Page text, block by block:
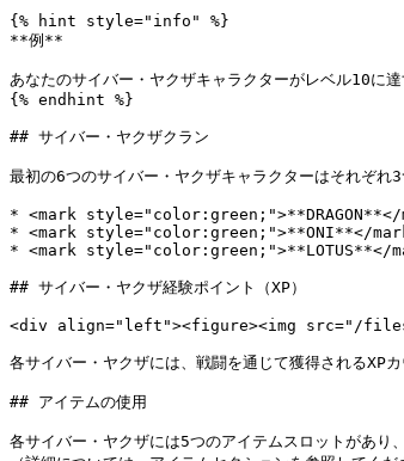
{% hint style="info" %}
**例**
あなたのサイバー・ヤクザキャラクターがレベル10に
{% endhint %}
## サイバー・ヤクザクラン
最初の6つのサイバー・ヤクザキャラクターはそれぞれ
* <mark
* <mark style="color:green;">**ONI**</
* <mark style="color:green;">**LOTUS**</
## サイバー・ヤクザ経験ポイント（XP）
<div align="left"><figure><img src="/files/
各サイバー・ヤクザには、戦闘を通じて獲得されるXP
## アイテムの使用
各サイバー・ヤクザには5つのアイテムスロットがあり